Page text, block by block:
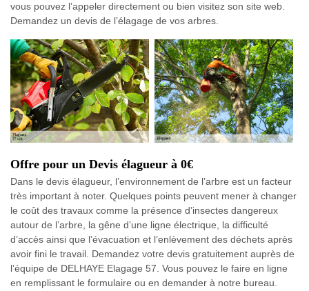
vous pouvez l’appeler directement ou bien visitez son site web.
Demandez un devis de l’élagage de vos arbres.
Offre pour un Devis élagueur à 0€
Dans le devis élagueur, l’environnement de l’arbre est un facteur
très important à noter. Quelques points peuvent mener à changer
le coût des travaux comme la présence d’insectes dangereux
autour de l’arbre, la gêne d’une ligne électrique, la difficulté
d’accès ainsi que l’évacuation et l’enlèvement des déchets après
avoir fini le travail. Demandez votre devis gratuitement auprès de
l’équipe de DELHAYE Elagage 57. Vous pouvez le faire en ligne
en remplissant le formulaire ou en demander à notre bureau.